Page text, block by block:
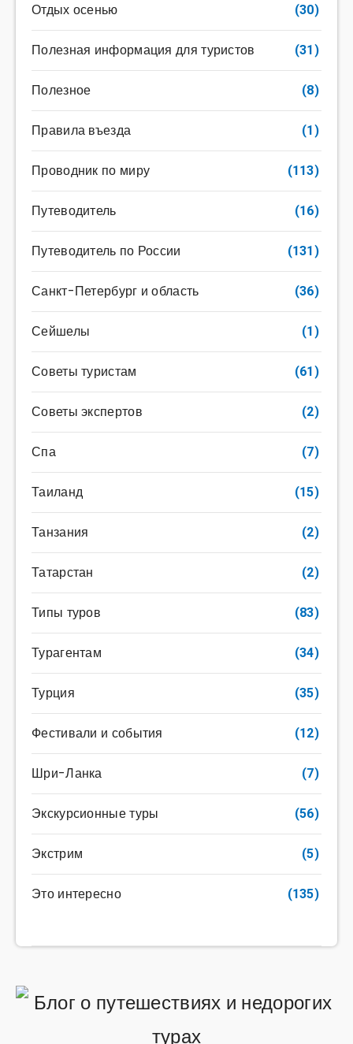
Отдых осенью (30)
Полезная информация для туристов (31)
Полезное (8)
Правила въезда (1)
Проводник по миру (113)
Путеводитель (16)
Путеводитель по России (131)
Санкт-Петербург и область (36)
Сейшелы (1)
Советы туристам (61)
Советы экспертов (2)
Спа (7)
Таиланд (15)
Танзания (2)
Татарстан (2)
Типы туров (83)
Турагентам (34)
Турция (35)
Фестивали и события (12)
Шри-Ланка (7)
Экскурсионные туры (56)
Экстрим (5)
Это интересно (135)